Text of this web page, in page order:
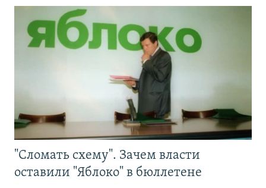
"Сломать схему". Зачем власти
оставили "Яблоко" в бюллетене